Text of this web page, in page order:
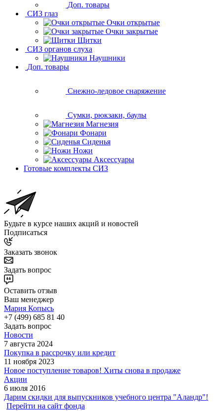
Доп. товары
СИЗ глаз
Очки открытые
Очки закрытые
Щитки
СИЗ органов слуха
Наушники
Доп. товары
Снежно-ледовое снаряжение
Сумки, рюкзаки, баулы
Магнезия
Фонари
Сиденья
Ножи
Аксессуары
Готовые комплекты СИЗ
Будьте в курсе наших акций и новостей
Подписаться
Заказать звонок
Задать вопрос
Оставить отзыв
Ваш менеджер
Мария Копысь
+7 (499) 685 81 40
Задать вопрос
Новости
7 августа 2024
Покупка в рассрочку или кредит
11 ноября 2023
Новое поступление товаров! Хиты снова в продаже
Акции
6 июля 2016
Дарим скидки для выпускников учебного центра "Аландр"!
Перейти на сайт фонда